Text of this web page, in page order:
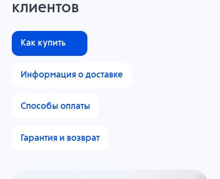
клиентов
Как купить
Информация о доставке
Способы оплаты
Гарантия и возврат